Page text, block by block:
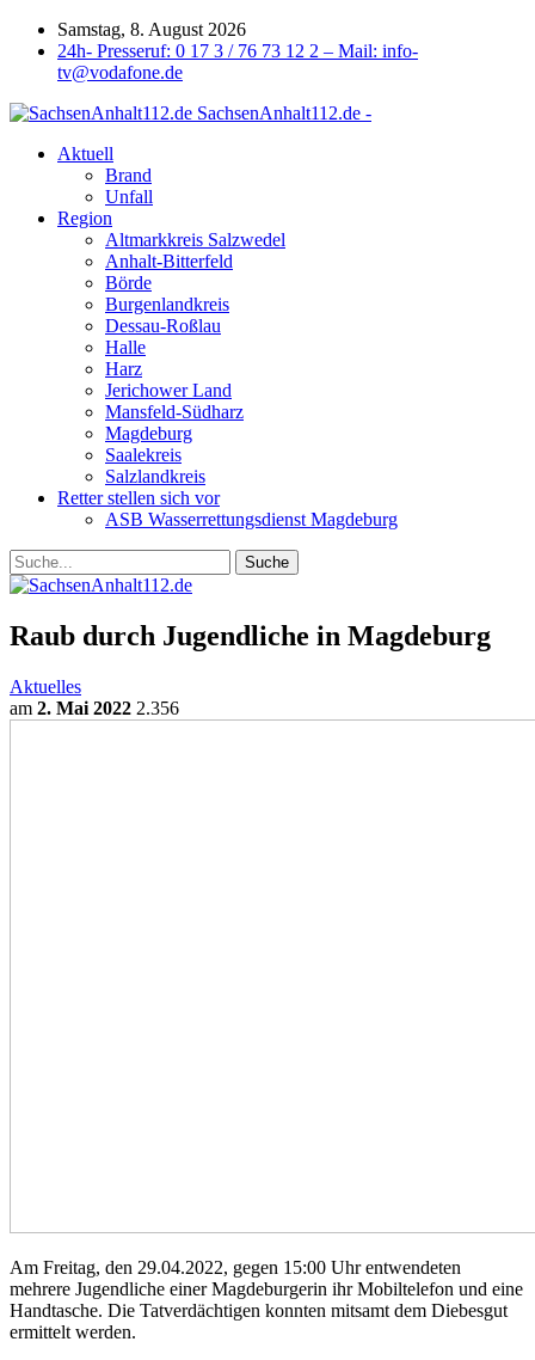
Samstag, 8. August 2026
24h- Presseruf: 0 17 3 / 76 73 12 2 – Mail: info-
tv@vodafone.de
SachsenAnhalt112.de -
Aktuell
Brand
Unfall
Region
Altmarkkreis Salzwedel
Anhalt-Bitterfeld
Börde
Burgenlandkreis
Dessau-Roßlau
Halle
Harz
Jerichower Land
Mansfeld-Südharz
Magdeburg
Saalekreis
Salzlandkreis
Retter stellen sich vor
ASB Wasserrettungsdienst Magdeburg
Raub durch Jugendliche in Magdeburg
Aktuelles
am 2. Mai 2022 2.356
Am Freitag, den 29.04.2022, gegen 15:00 Uhr entwendeten
mehrere Jugendliche einer Magdeburgerin ihr Mobiltelefon und eine
Handtasche. Die Tatverdächtigen konnten mitsamt dem Diebesgut
ermittelt werden.